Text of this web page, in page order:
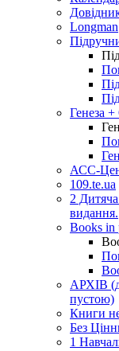
Longman
Генеза
АСС-
109.te.ua
2 Дитяча
видання.
Books in
АРХІВ
пустою)
Книги
Без
1